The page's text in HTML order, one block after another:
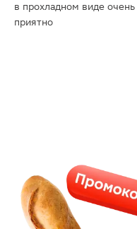
в прохладном виде очень
приятно